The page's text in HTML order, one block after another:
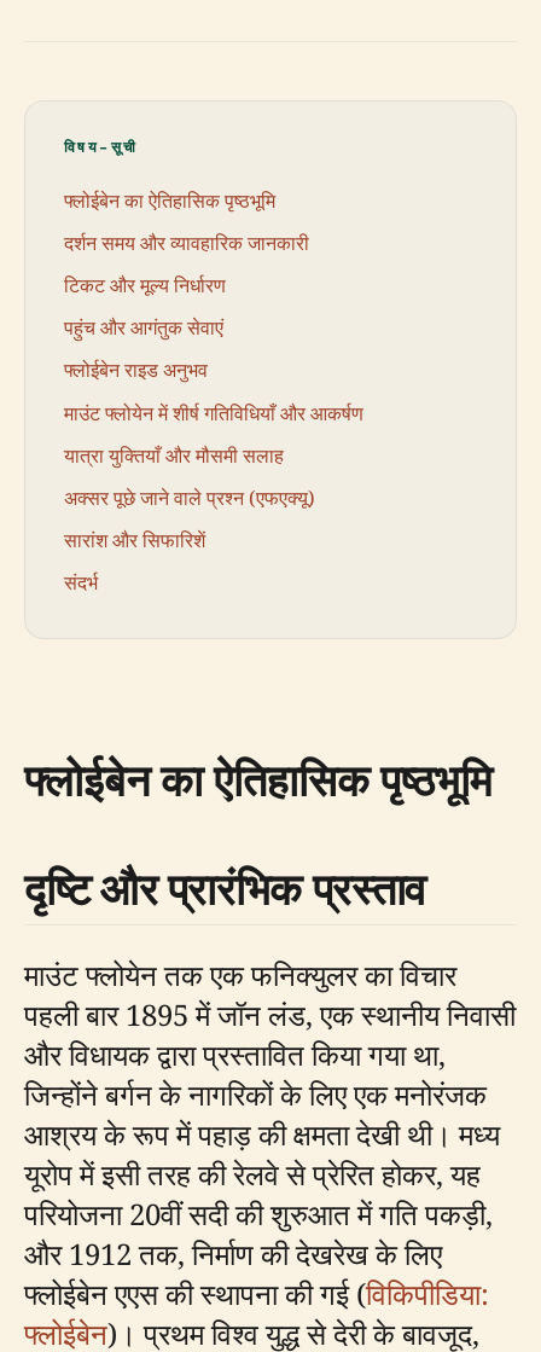
विषय-सूची
फ्लोईबेन का ऐतिहासिक पृष्ठभूमि
दर्शन समय और व्यावहारिक जानकारी
टिकट और मूल्य निर्धारण
पहुंच और आगंतुक सेवाएं
फ्लोईबेन राइड अनुभव
माउंट फ्लोयेन में शीर्ष गतिविधियाँ और आकर्षण
यात्रा युक्तियाँ और मौसमी सलाह
अक्सर पूछे जाने वाले प्रश्न (एफएक्यू)
सारांश और सिफारिशें
संदर्भ
फ्लोईबेन का ऐतिहासिक पृष्ठभूमि
दृष्टि और प्रारंभिक प्रस्ताव
माउंट फ्लोयेन तक एक फनिक्युलर का विचार
पहली बार 1895 में जॉन लंड, एक स्थानीय निवासी
और विधायक द्वारा प्रस्तावित किया गया था,
जिन्होंने बर्गन के नागरिकों के लिए एक मनोरंजक
आश्रय के रूप में पहाड़ की क्षमता देखी थी। मध्य
यूरोप में इसी तरह की रेलवे से प्रेरित होकर, यह
परियोजना 20वीं सदी की शुरुआत में गति पकड़ी,
और 1912 तक, निर्माण की देखरेख के लिए
फ्लोईबेन एएस की स्थापना की गई (विकिपीडिया:
फ्लोईबेन)। प्रथम विश्व युद्ध से देरी के बावजूद,